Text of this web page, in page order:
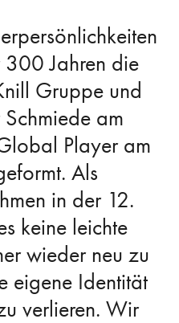
300 Jahren die
Gruppe und
am
Player am
Als
in der 12.
keine leichte
wieder neu zu
eigene Identität
verlieren. Wir